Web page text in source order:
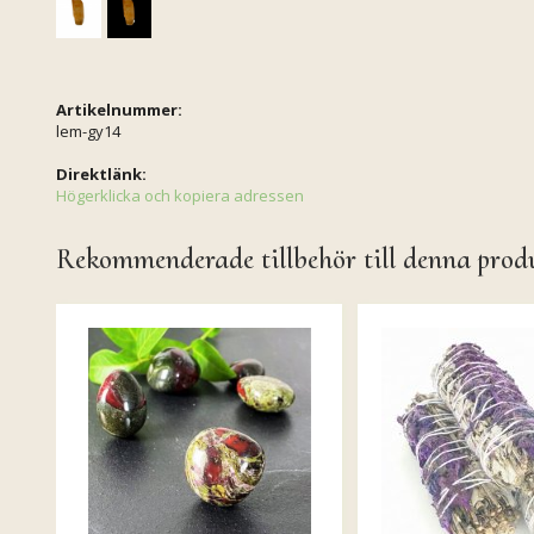
Artikelnummer:
lem-gy14
Direktlänk:
Högerklicka och kopiera adressen
Rekommenderade tillbehör till denna